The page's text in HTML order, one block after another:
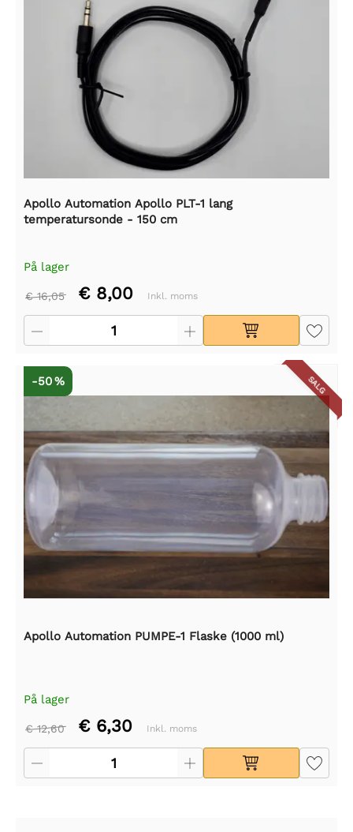
Apollo Automation Apollo PLT-1 lang
temperatursonde - 150 cm
På lager
€ 16,05 € 8,00 Inkl. moms
SALG
-50 %
Apollo Automation PUMPE-1 Flaske (1000 ml)
På lager
€ 12,60 € 6,30 Inkl. moms